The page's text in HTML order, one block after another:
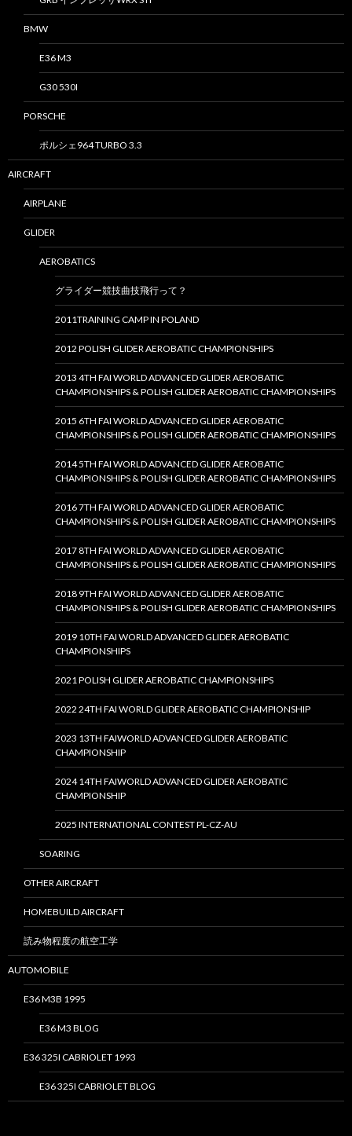
BMW
E36 M3
G30 530I
PORSCHE
ポルシェ964 TURBO 3.3
AIRCRAFT
AIRPLANE
GLIDER
AEROBATICS
グライダー競技曲技飛行って？
2011TRAINING CAMP IN POLAND
2012 POLISH GLIDER AEROBATIC CHAMPIONSHIPS
2013 4TH FAI WORLD ADVANCED GLIDER AEROBATIC
CHAMPIONSHIPS & POLISH GLIDER AEROBATIC CHAMPIONSHIPS
2015 6TH FAI WORLD ADVANCED GLIDER AEROBATIC
CHAMPIONSHIPS & POLISH GLIDER AEROBATIC CHAMPIONSHIPS
2014 5TH FAI WORLD ADVANCED GLIDER AEROBATIC
CHAMPIONSHIPS & POLISH GLIDER AEROBATIC CHAMPIONSHIPS
2016 7TH FAI WORLD ADVANCED GLIDER AEROBATIC
CHAMPIONSHIPS & POLISH GLIDER AEROBATIC CHAMPIONSHIPS
2017 8TH FAI WORLD ADVANCED GLIDER AEROBATIC
CHAMPIONSHIPS & POLISH GLIDER AEROBATIC CHAMPIONSHIPS
2018 9TH FAI WORLD ADVANCED GLIDER AEROBATIC
CHAMPIONSHIPS & POLISH GLIDER AEROBATIC CHAMPIONSHIPS
2019 10TH FAI WORLD ADVANCED GLIDER AEROBATIC
CHAMPIONSHIPS
2021 POLISH GLIDER AEROBATIC CHAMPIONSHIPS
2022 24TH FAI WORLD GLIDER AEROBATIC CHAMPIONSHIP
2023 13TH FAIWORLD ADVANCED GLIDER AEROBATIC
CHAMPIONSHIP
2024 14TH FAIWORLD ADVANCED GLIDER AEROBATIC
CHAMPIONSHIP
2025 INTERNATIONAL CONTEST PL-CZ-AU
SOARING
OTHER AIRCRAFT
HOMEBUILD AIRCRAFT
読み物程度の航空工学
AUTOMOBILE
E36 M3B 1995
E36 M3 BLOG
E36 325I CABRIOLET 1993
E36 325I CABRIOLET BLOG